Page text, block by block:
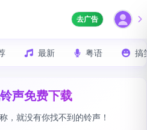
去广告
最新 粤语 搞
声免费下载
，就没有你找不到的铃声！